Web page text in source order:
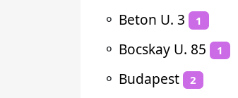
⚬ Beton U. 3 1
⚬ Bocskay U. 85 1
⚬ Budapest 2